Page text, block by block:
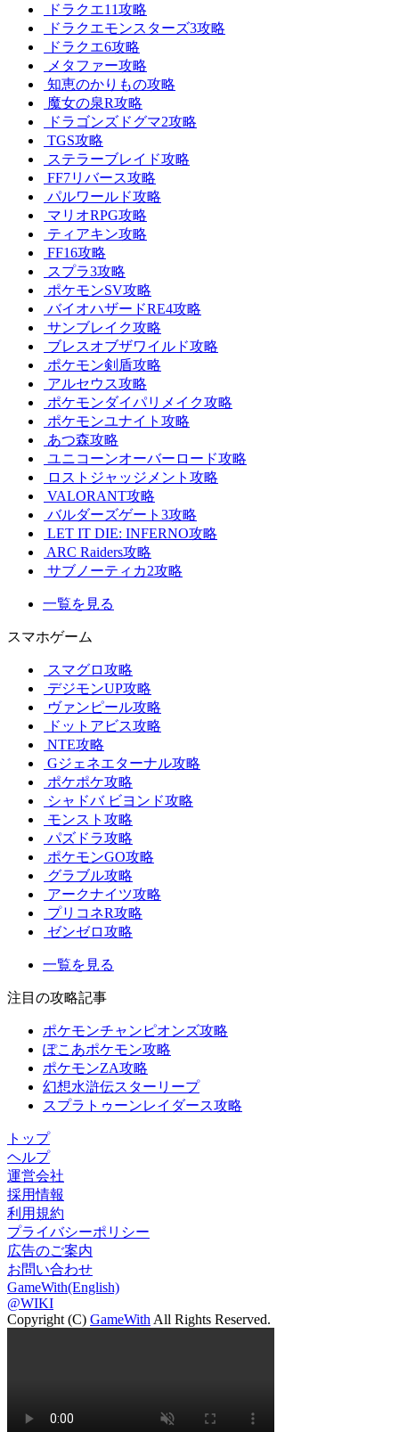
ドラクエ11攻略
ドラクエモンスターズ3攻略
ドラクエ6攻略
メタファー攻略
知恵のかりもの攻略
魔女の泉R攻略
ドラゴンズドグマ2攻略
TGS攻略
ステラーブレイド攻略
FF7リバース攻略
パルワールド攻略
マリオRPG攻略
ティアキン攻略
FF16攻略
スプラ3攻略
ポケモンSV攻略
バイオハザードRE4攻略
サンブレイク攻略
ブレスオブザワイルド攻略
ポケモン剣盾攻略
アルセウス攻略
ポケモンダイパリメイク攻略
ポケモンユナイト攻略
あつ森攻略
ユニコーンオーバーロード攻略
ロストジャッジメント攻略
VALORANT攻略
バルダーズゲート3攻略
LET IT DIE: INFERNO攻略
ARC Raiders攻略
サブノーティカ2攻略
一覧を見る
スマホゲーム
スマグロ攻略
デジモンUP攻略
ヴァンピール攻略
ドットアビス攻略
NTE攻略
Gジェネエターナル攻略
ポケポケ攻略
シャドバ ビヨンド攻略
モンスト攻略
パズドラ攻略
ポケモンGO攻略
グラブル攻略
アークナイツ攻略
プリコネR攻略
ゼンゼロ攻略
一覧を見る
注目の攻略記事
ポケモンチャンピオンズ攻略
ぽこあポケモン攻略
ポケモンZA攻略
幻想水滸伝スターリープ
スプラトゥーンレイダース攻略
トップ
ヘルプ
運営会社
採用情報
利用規約
プライバシーポリシー
広告のご案内
お問い合わせ
GameWith(English)
@WIKI
Copyright (C) GameWith All Rights Reserved.